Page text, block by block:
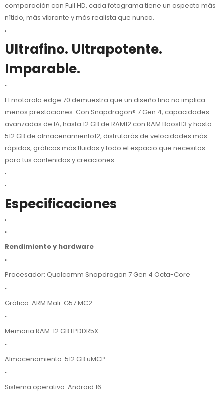
comparación con Full HD, cada fotograma tiene un aspecto más
nítido, más vibrante y más realista que nunca.
'
Ultrafino. Ultrapotente.
Imparable.
''
El motorola edge 70 demuestra que un diseño fino no implica
menos prestaciones. Con Snapdragon® 7 Gen 4, capacidades
avanzadas de IA, hasta 12 GB de RAM12 con RAM Boost13 y hasta
512 GB de almacenamiento12, disfrutarás de velocidades más
rápidas, gráficos más fluidos y todo el espacio que necesitas
para tus contenidos y creaciones.
'
'
Especificaciones
'
''
Rendimiento y hardware
''
Procesador: Qualcomm Snapdragon 7 Gen 4 Octa-Core
''
Gráfica: ARM Mali-G57 MC2
''
Memoria RAM: 12 GB LPDDR5X
''
Almacenamiento: 512 GB uMCP
''
Sistema operativo: Android 16